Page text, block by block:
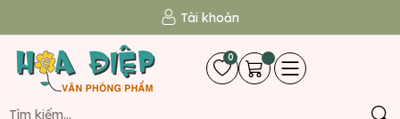
Tài khoản
0